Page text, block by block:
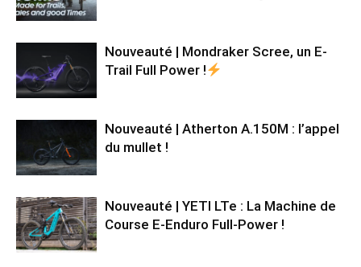
Nouveauté | Mondraker Scree, un E-
Trail Full Power !
Nouveauté | Atherton A.150M : l’appel
du mullet !
Nouveauté | YETI LTe : La Machine de
Course E-Enduro Full-Power !